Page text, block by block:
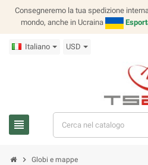
Consegneremo la tua spedizione
mondo, anche in Ucraina
Italiano USD
view_headline
chevron_right Globi e mappe